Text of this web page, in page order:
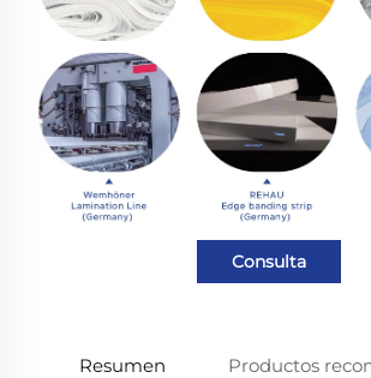
Consulta
Resumen Productos